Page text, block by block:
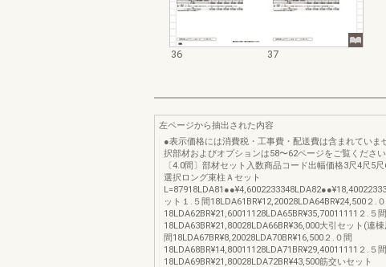
36 37
左ページから抽出された内容
●表示価格には消費税・工事費・配送費は含まれていま
択部材およびオプションは58〜62ページをご覧くださ
〔4.0間〕部材セット入数商品コード出幅価格3尺4尺5尺
選択ロング束柱Ａセット
ット１.５間18LDA61BR¥12,20028LDA64BR¥24,500２.
18LDA62BR¥21,60011128LDA65BR¥35,70011111２.５間
18LDA63BR¥21,80028LDA66BR¥36,000大引セット(連
間18LDA67BR¥8,20028LDA70BR¥16,500２.０間
18LDA68BR¥14,80011128LDA71BR¥29,40011111２.５間
18LDA69BR¥21,80028LDA72BR¥43,500筋交いセット